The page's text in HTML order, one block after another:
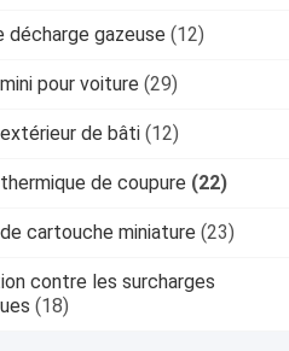
décharge gazeuse (12)
pour voiture (29)
de bâti (12)
de coupure (22)
de cartouche miniature (23)
contre les surcharges
(18)